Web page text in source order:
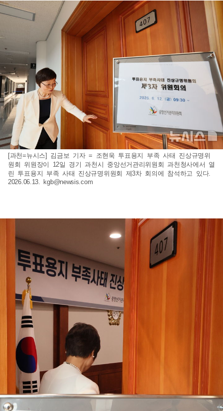
[과천=뉴시스] 김금보 기자 = 조현욱 투표용지 부족 사태 진상규명위
원회 위원장이 12일 경기 과천시 중앙선거관리위원회 과천청사에서 열
린 투표용지 부족 사태 진상규명위원회 제3차 회의에 참석하고 있다.
2026.06.13. kgb@newsis.com